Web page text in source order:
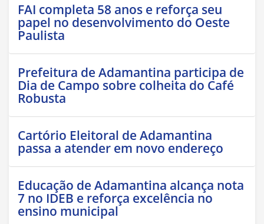
FAI completa 58 anos e reforça seu
papel no desenvolvimento do Oeste
Paulista
Prefeitura de Adamantina participa de
Dia de Campo sobre colheita do Café
Robusta
Cartório Eleitoral de Adamantina
passa a atender em novo endereço
Educação de Adamantina alcança nota
7 no IDEB e reforça excelência no
ensino municipal